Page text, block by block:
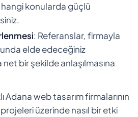
konularda güçlü
: Referanslar, firmayla
elde edeceğiniz
bir şekilde anlaşılmasına
Adana web tasarım firmalarının
üzerinde nasıl bir etki